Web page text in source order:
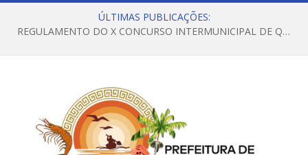
ÚLTIMAS PUBLICAÇÕES:
REGULAMENTO DO X CONCURSO INTERMUNICIPAL DE QUADRILHAS JUNINAS – 2026 – ARRAIÁ DA VENEZA